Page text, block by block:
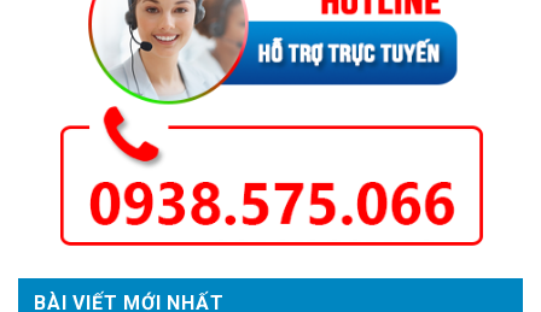
BÀI VIẾT MỚI NHẤT